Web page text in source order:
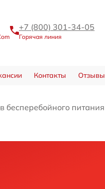
+7 (800) 301-34-05
Горячая линия
Контакты Отзывы
бесперебойного питания